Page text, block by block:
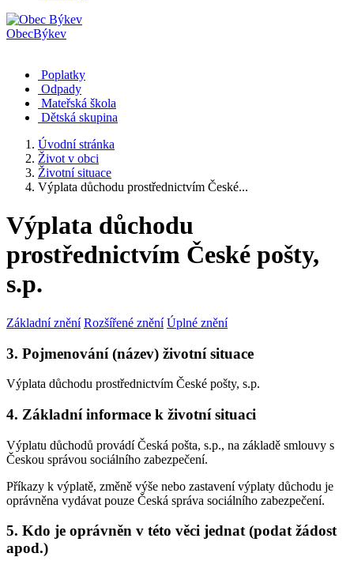
ObecBýkev
Poplatky
Odpady
Mateřská škola
Dětská skupina
Úvodní stránka
Život v obci
Životní situace
Výplata důchodu prostřednictvím České...
Výplata důchodu
prostřednictvím České pošty,
s.p.
Základní znění Rozšířené znění Úplné znění
3. Pojmenování (název) životní situace
Výplata důchodu prostřednictvím České pošty, s.p.
4. Základní informace k životní situaci
Výplatu důchodů provádí Česká pošta, s.p., na základě smlouvy s
Českou správou sociálního zabezpečení.
Příkazy k výplatě, změně výše nebo zastavení výplaty důchodu je
oprávněna vydávat pouze Česká správa sociálního zabezpečení.
5. Kdo je oprávněn v této věci jednat (podat žádost
apod.)